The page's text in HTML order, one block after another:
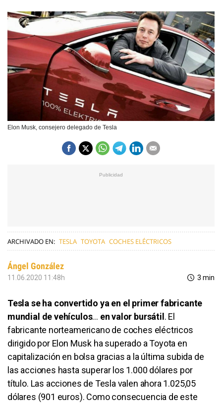
Elon Musk, consejero delegado de Tesla
ARCHIVADO EN: TESLA TOYOTA COCHES ELÉCTRICOS
Ángel González
11.06.2020 11:48h 3 min
Tesla se ha convertido ya en el primer fabricante
mundial de vehículos... en valor bursátil. El
fabricante norteamericano de coches eléctricos
dirigido por Elon Musk ha superado a Toyota en
capitalización en bolsa gracias a la última subida de
las acciones hasta superar los 1.000 dólares por
título. Las acciones de Tesla valen ahora 1.025,05
dólares (901 euros). Como consecuencia de este